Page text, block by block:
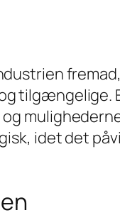
idet det